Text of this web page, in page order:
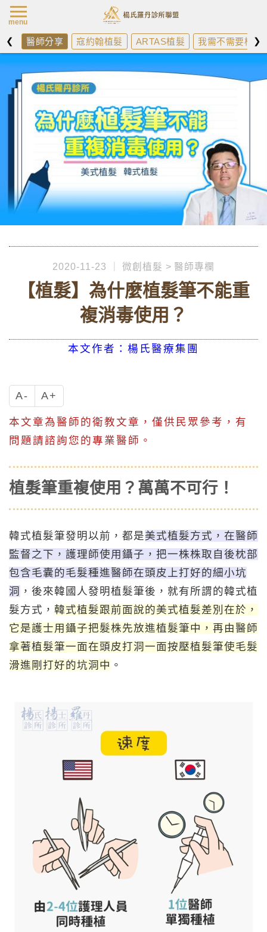
❮ 醫師分享 寇約翰植髮 ARTAS植髮 我需不需要植髮
❯
2020-11-23 微創植髮 醫師專欄
【植髮】為什麼植髮筆不能重
複消毒使用？
本文作者：楊氏醫療集團
A- A+
本文章為醫師的衛教文章，僅供民眾參考，有
問題請諮詢您的專業醫師。
植髮筆重複使用？萬萬不可行！
韓式植髮筆發明以前，都是美式植髮方式，在醫師
監督之下，護理師使用鑷子，把一株株取自後枕部
包含毛囊的毛髮種進醫師在頭皮上打好的細小坑
洞 ，後來韓國人發明植髮筆後，就有所謂的韓式植
髮方式， 韓式植髮跟前面說的美式植髮差別在於，
它是護士用鑷子把髮株先放進植髮筆中，再由醫師
拿著植髮筆一面在頭皮打洞一面按壓植髮筆使毛髮
滑進剛打好的坑洞中 。
menu